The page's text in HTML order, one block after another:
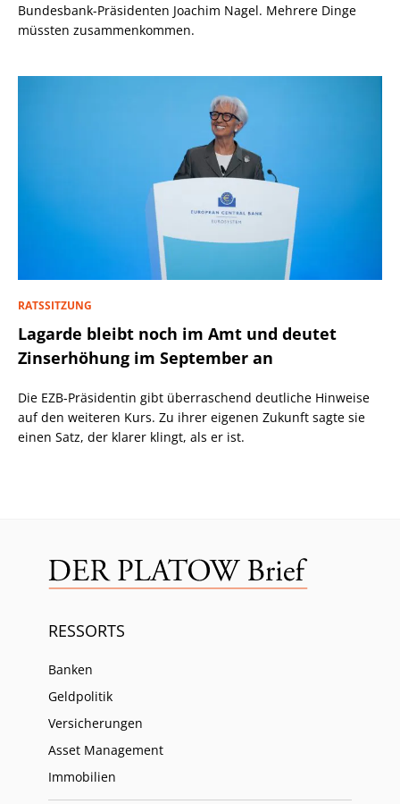
Bundesbank-Präsidenten Joachim Nagel. Mehrere Dinge
müssten zusammenkommen.
RATSSITZUNG
Lagarde bleibt noch im Amt und deutet
Zinserhöhung im September an
Die EZB-Präsidentin gibt überraschend deutliche Hinweise
auf den weiteren Kurs. Zu ihrer eigenen Zukunft sagte sie
einen Satz, der klarer klingt, als er ist.
RESSORTS
Banken
Geldpolitik
Versicherungen
Asset Management
Immobilien